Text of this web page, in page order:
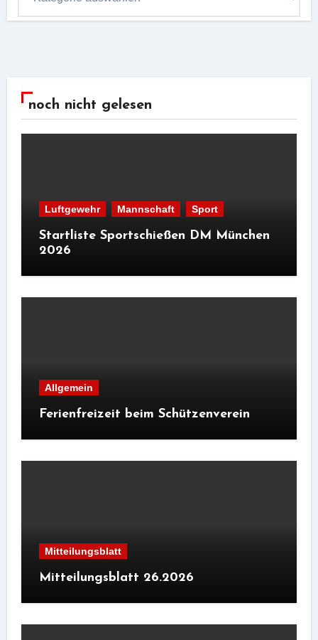
noch nicht gelesen
Luftgewehr Mannschaft Sport
Startliste Sportschießen DM München
2026
Allgemein
Ferienfreizeit beim Schützenverein
Mitteilungsblatt
Mitteilungsblatt 26.2026